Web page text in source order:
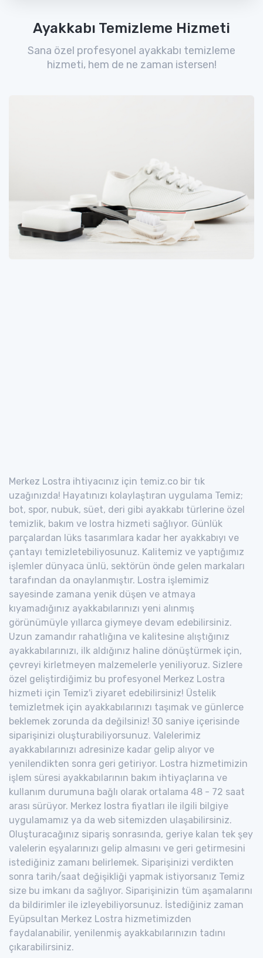
Ayakkabı Temizleme Hizmeti
Sana özel profesyonel ayakkabı temizleme
hizmeti, hem de ne zaman istersen!
Merkez Lostra ihtiyacınız için temiz.co bir tık
uzağınızda! Hayatınızı kolaylaştıran uygulama Temiz;
bot, spor, nubuk, süet, deri gibi ayakkabı türlerine özel
temizlik, bakım ve lostra hizmeti sağlıyor. Günlük
parçalardan lüks tasarımlara kadar her ayakkabıyı ve
çantayı temizletebiliyosunuz. Kalitemiz ve yaptığımız
işlemler dünyaca ünlü, sektörün önde gelen markaları
tarafından da onaylanmıştır. Lostra işlemimiz
sayesinde zamana yenik düşen ve atmaya
kıyamadığınız ayakkabılarınızı yeni alınmış
görünümüyle yıllarca giymeye devam edebilirsiniz.
Uzun zamandır rahatlığına ve kalitesine alıştığınız
ayakkabılarınızı, ilk aldığınız haline dönüştürmek için,
çevreyi kirletmeyen malzemelerle yeniliyoruz. Sizlere
özel geliştirdiğimiz bu profesyonel Merkez Lostra
hizmeti için Temiz'i ziyaret edebilirsiniz! Üstelik
temizletmek için ayakkabılarınızı taşımak ve günlerce
beklemek zorunda da değilsiniz! 30 saniye içerisinde
siparişinizi oluşturabiliyorsunuz. Valelerimiz
ayakkabılarınızı adresinize kadar gelip alıyor ve
yenilendikten sonra geri getiriyor. Lostra hizmetimizin
işlem süresi ayakkabılarının bakım ihtiyaçlarına ve
kullanım durumuna bağlı olarak ortalama 48 - 72 saat
arası sürüyor. Merkez lostra fiyatları ile ilgili bilgiye
uygulamamız ya da web sitemizden ulaşabilirsiniz.
Oluşturacağınız sipariş sonrasında, geriye kalan tek şey
valelerin eşyalarınızı gelip almasını ve geri getirmesini
istediğiniz zamanı belirlemek. Siparişinizi verdikten
sonra tarih/saat değişikliği yapmak istiyorsanız Temiz
size bu imkanı da sağlıyor. Siparişinizin tüm aşamalarını
da bildirimler ile izleyebiliyorsunuz. İstediğiniz zaman
Eyüpsultan Merkez Lostra hizmetimizden
faydalanabilir, yenilenmiş ayakkabılarınızın tadını
çıkarabilirsiniz.